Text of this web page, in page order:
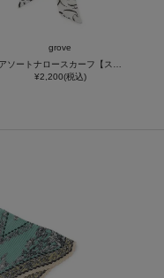
grove
¥2,200(税込)